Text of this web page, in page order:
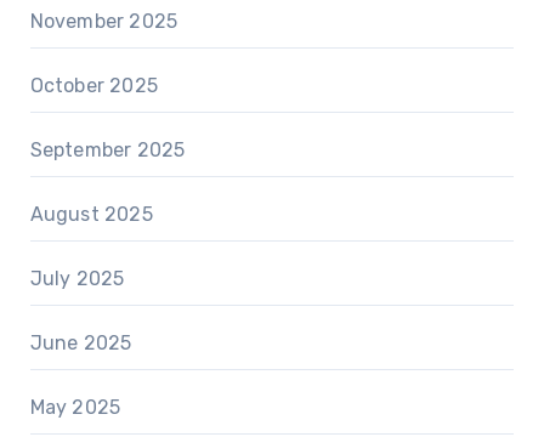
November 2025
October 2025
September 2025
August 2025
July 2025
June 2025
May 2025